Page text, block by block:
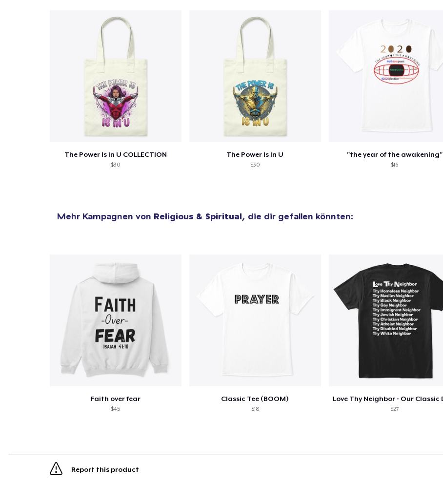
The Power Is In U COLLECTION
$30
The Power Is In U
$30
"the year of the awakening"
$16
Mehr Kampagnen von Religious & Spiritual, die dir gefallen könnten:
Faith over fear
$45
Classic Tee (BOOM)
$18 $27
Report this product
Black Mug
18,99 $
Classic Crew Neck T-Shirt
22,99 $
Unisex Premium Pullover Hoodie
Unisex Classic Crewneck Sweatshirt